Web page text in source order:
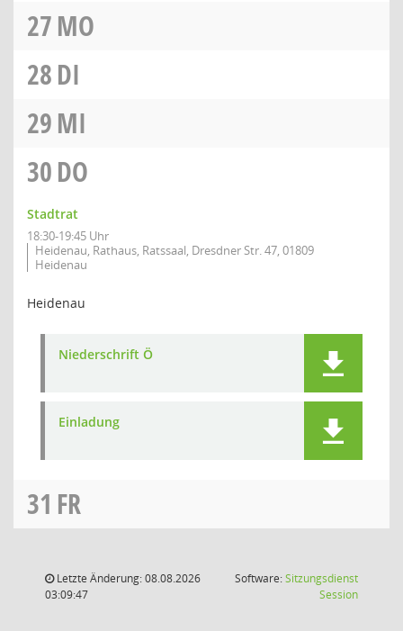
27MO
28DI
29MI
30DO
Stadtrat
18:30-19:45 Uhr
Heidenau, Rathaus, Ratssaal, Dresdner Str. 47, 01809
Heidenau
Heidenau
Niederschrift Ö
Einladung
31 FR
Letzte Änderung: 08.08.2026
03:09:47
Software:Sitzungsdienst
Session(Wird in